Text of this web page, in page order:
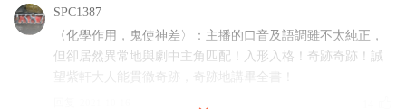
SPC1387
〈化學作用，鬼使神差〉：主播的口音及語調雖不太純正，
但卻居然異常地與劇中主角匹配！入形入格！奇跡奇跡！誠
望紫軒大人能貫徹奇跡，奇跡地講畢全書！